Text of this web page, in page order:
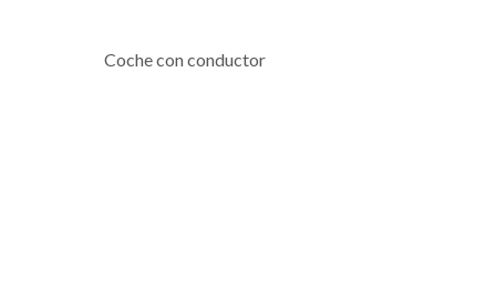
Coche con conductor